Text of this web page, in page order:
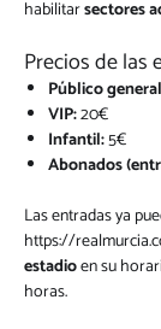
habilitarsectores
Precios de las
Público
VIP:20€
Infantil:5€
Abonados
Las entradas ya
https://
estadioen su
horas.